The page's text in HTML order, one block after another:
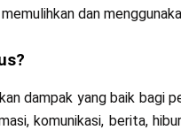
dan
dampak yang baik bagi
komunikasi, berita,